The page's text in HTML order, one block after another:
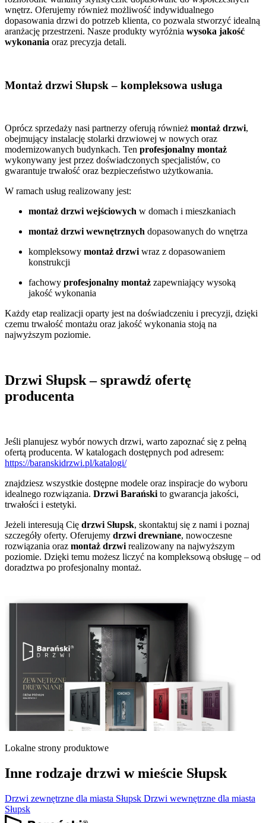
wnętrz. Oferujemy również możliwość indywidualnego
dopasowania drzwi do potrzeb klienta, co pozwala stworzyć idealną
aranżację przestrzeni. Nasze produkty wyróżnia wysoka jakość
wykonania oraz precyzja detali.
Montaż drzwi Słupsk – kompleksowa usługa
Oprócz sprzedaży nasi partnerzy oferują również montaż drzwi,
obejmujący instalację stolarki drzwiowej w nowych oraz
modernizowanych budynkach. Ten profesjonalny montaż
wykonywany jest przez doświadczonych specjalistów, co
gwarantuje trwałość oraz bezpieczeństwo użytkowania.
W ramach usług realizowany jest:
montaż drzwi wejściowych w domach i mieszkaniach
montaż drzwi wewnętrznych dopasowanych do wnętrza
kompleksowy montaż drzwi wraz z dopasowaniem
konstrukcji
fachowy profesjonalny montaż zapewniający wysoką
jakość wykonania
Każdy etap realizacji oparty jest na doświadczeniu i precyzji, dzięki
czemu trwałość montażu oraz jakość wykonania stoją na
najwyższym poziomie.
Drzwi Słupsk – sprawdź ofertę
producenta
Jeśli planujesz wybór nowych drzwi, warto zapoznać się z pełną
ofertą producenta. W katalogach dostępnych pod adresem:
https://baranskidrzwi.pl/katalogi/
znajdziesz wszystkie dostępne modele oraz inspiracje do wyboru
idealnego rozwiązania. Drzwi Barański to gwarancja jakości,
trwałości i estetyki.
Jeżeli interesują Cię drzwi Słupsk, skontaktuj się z nami i poznaj
szczegóły oferty. Oferujemy drzwi drewniane, nowoczesne
rozwiązania oraz montaż drzwi realizowany na najwyższym
poziomie. Dzięki temu możesz liczyć na kompleksową obsługę – od
doradztwa po profesjonalny montaż.
Lokalne strony produktowe
Inne rodzaje drzwi w mieście Słupsk
Drzwi zewnętrzne dla miasta Słupsk Drzwi wewnętrzne dla miasta
Słupsk